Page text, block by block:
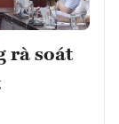
rà soát